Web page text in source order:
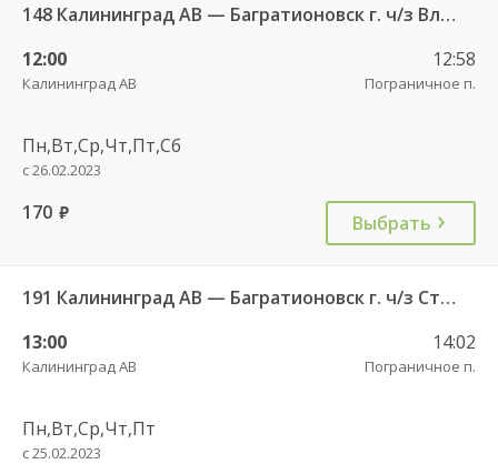
148 Калининград АВ — Багратионовск г. ч/з Владимирово п., Славское п., Долгоруково п.
12:00
Калининград АВ
12:58
Пограничное п.
Пн,Вт,Ср,Чт,Пт,Сб
с 26.02.2023
170 руб. Выбрать
191 Калининград АВ — Багратионовск г. ч/з Стрельня п., Долгоруково п.
13:00
Калининград АВ
14:02
Пограничное п.
Пн,Вт,Ср,Чт,Пт
с 25.02.2023